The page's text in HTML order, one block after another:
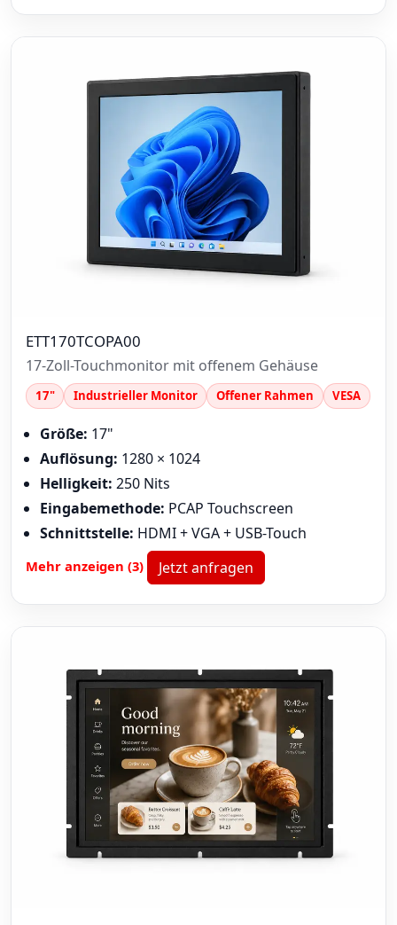
ETT170TCOPA00
17-Zoll-Touchmonitor mit offenem Gehäuse
17" Industrieller Monitor Offener Rahmen VESA
Größe: 17"
Auflösung: 1280 × 1024
Helligkeit: 250 Nits
Eingabemethode: PCAP Touchscreen
Schnittstelle: HDMI + VGA + USB-Touch
Mehr anzeigen (3) Jetzt anfragen